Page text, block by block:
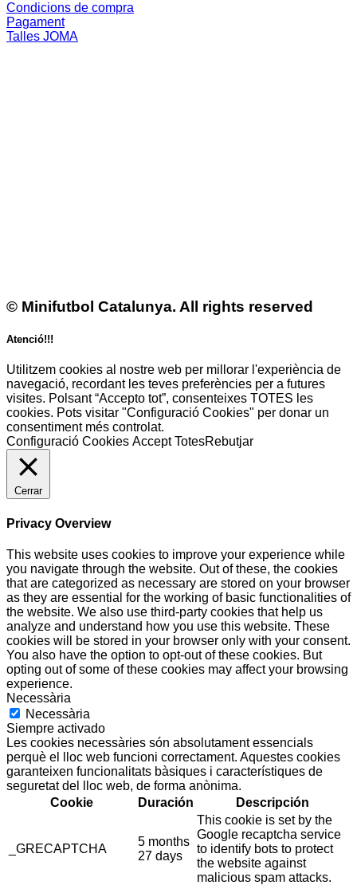
Condicions de compra
Pagament
Talles JOMA
© Minifutbol Catalunya. All rights reserved
Atenció!!!
Utilitzem cookies al nostre web per millorar l'experiència de
navegació, recordant les teves preferències per a futures
visites. Polsant “Accepto tot”, consenteixes TOTES les
cookies. Pots visitar "Configuració Cookies" per donar un
consentiment més controlat.
Configuració Cookies Accept TotesRebutjar
Cerrar
Privacy Overview
This website uses cookies to improve your experience while
you navigate through the website. Out of these, the cookies
that are categorized as necessary are stored on your browser
as they are essential for the working of basic functionalities of
the website. We also use third-party cookies that help us
analyze and understand how you use this website. These
cookies will be stored in your browser only with your consent.
You also have the option to opt-out of these cookies. But
opting out of some of these cookies may affect your browsing
experience.
Necessària
Necessària
Siempre activado
Les cookies necessàries són absolutament essencials
perquè el lloc web funcioni correctament. Aquestes cookies
garanteixen funcionalitats bàsiques i característiques de
seguretat del lloc web, de forma anònima.
Cookie
Duración Descripción
_GRECAPTCHA
5 months
27 days
This cookie is set by the
Google recaptcha service
to identify bots to protect
the website against
malicious spam attacks.